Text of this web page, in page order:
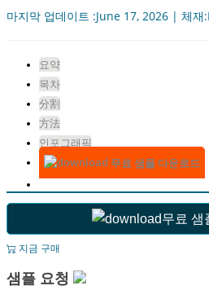
마지막 업데이트 :June 17, 2026 | 체
요약
목차
分割
方法
인포그래픽
무료 샘플 다운로드
무료 샘
지금 구매
샘플 요청